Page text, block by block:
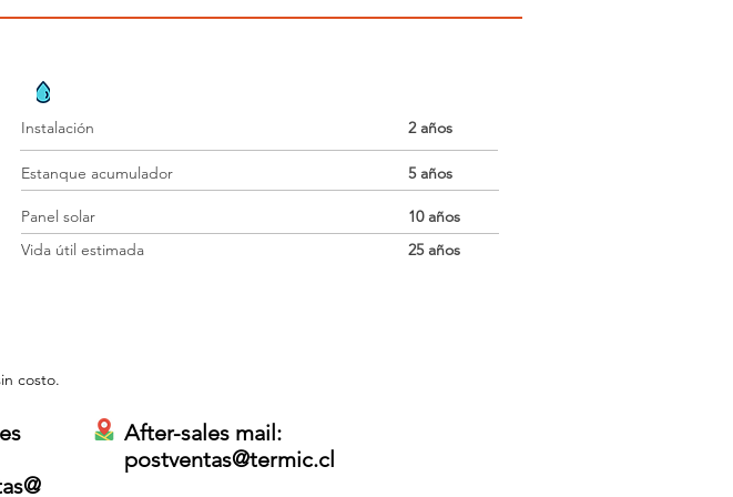
Instalación 2 años
Estanque acumulador 5 años
Panel solar
10 años
25 años
Vida útil estimada
costo.
After-sales mail:
postventas@termic.cl